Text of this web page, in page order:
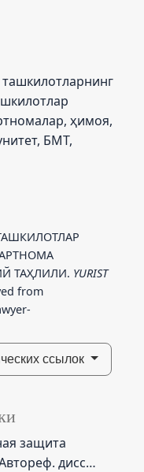
ҳимоя,
БМТ,
ТАҲЛИЛИ. YURIST
from
ссылок
защита
дисс…